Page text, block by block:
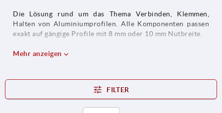
Die Lösung rund um das Thema Verbinden, Klemmen,
Halten von Aluminiumprofilen. Alle Komponenten passen
exakt auf gängige Profile mit 8 mm oder 10 mm Nutbreite.
Mehr anzeigen
FILTER